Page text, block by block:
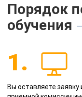
Порядок
обучения
1.
Вы оставляете